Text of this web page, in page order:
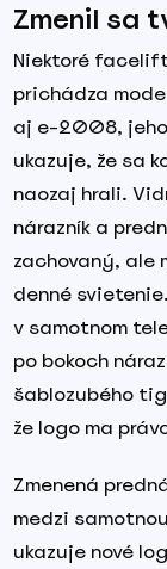
Zmenil sa
Niektoré
prichádza
aj e-2008,
ukazuje, že sa
naozaj hrali.
nárazník a
zachovaný, ale
denné
v samotnom
po bokoch
šablozubého
že logo ma
Zmenená
medzi
ukazuje nové